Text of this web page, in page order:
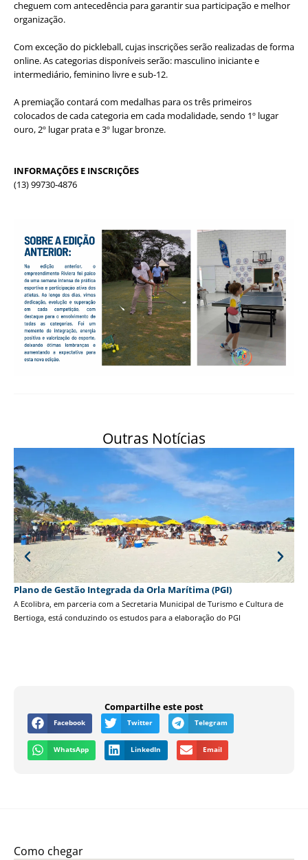
cheguem com antecedência para garantir sua participação e melhor
organização.
Com exceção do pickleball, cujas inscrições serão realizadas de forma
online. As categorias disponíveis serão: masculino iniciante e
intermediário, feminino livre e sub-12.
A premiação contará com medalhas para os três primeiros
colocados de cada categoria em cada modalidade, sendo 1º lugar
ouro, 2º lugar prata e 3º lugar bronze.
INFORMAÇÕES E INSCRIÇÕES
(13) 99730-4876
Outras Notícias
Plano de Gestão Integrada da Orla Marítima (PGI)
A Ecolibra, em parceria com a Secretaria Municipal de Turismo e Cultura de
Bertioga, está conduzindo os estudos para a elaboração do PGI
Compartilhe este post
Facebook Twitter Telegram
WhatsApp LinkedIn Email
Como chegar